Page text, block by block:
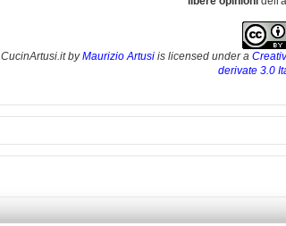
CucinArtusi.itbyMaurizio Artusi is licensed under a
derivate 3.0